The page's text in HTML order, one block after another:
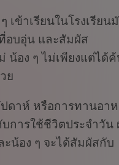
ข้าเรียนในโรงเรียน
อบอุ่น และสัมผัส
อง ๆ ไม่เพียงแต่ได้
ย
ดาห์ หรือการทานอา
การใช้ชีวิตประจำวัน
น้อง ๆ จะได้สัมผัสกับ